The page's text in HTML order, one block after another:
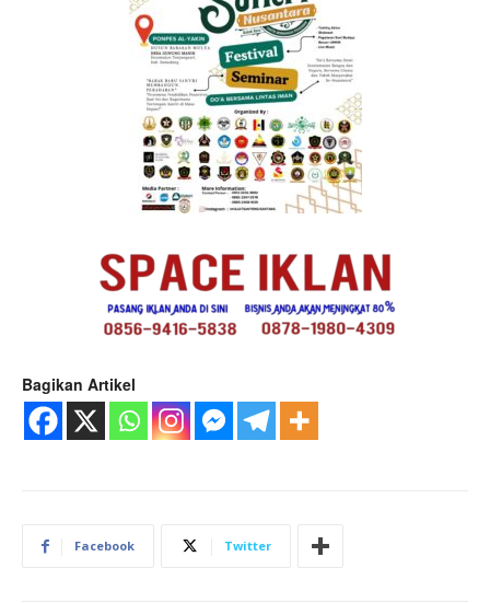
Bagikan Artikel
Facebook Twitter